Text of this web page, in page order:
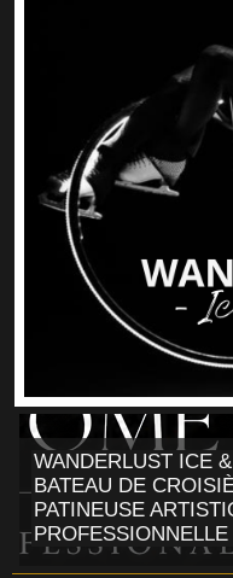
WANDERLUST ICE
BATEAU DE
PATINEUSE